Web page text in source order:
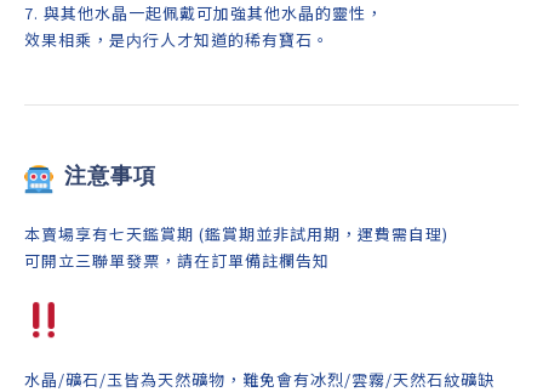
7. 與其他水晶一起佩戴可加強其他水晶的靈性，
效果相乘，是内行人才知道的稀有寶石。
注意事項
本賣場享有七天鑑賞期 (鑑賞期並非試用期，運費需自理)
可開立三聯單發票，請在訂單備註欄告知
水晶/礦石/玉皆為天然礦物，難免會有冰烈/雲霧/天然石紋礦缺